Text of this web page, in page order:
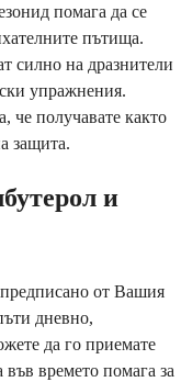
помага да се
пътища.
силно на дразнители
упражнения.
че получавате както
защита.
и
от Вашия
дневно,
да го приемате
във времето помага за